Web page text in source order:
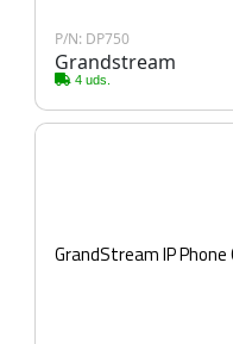
P/N: DP750
Grandstream
4 uds.
GrandStream IP Phone